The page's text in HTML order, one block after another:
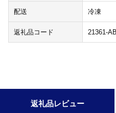
配送 冷凍
返礼品コード 21361-
返礼品レビュー